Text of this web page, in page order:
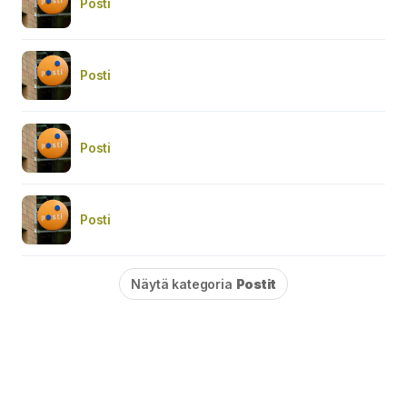
Posti
Posti
Posti
Näytä kategoria Postit